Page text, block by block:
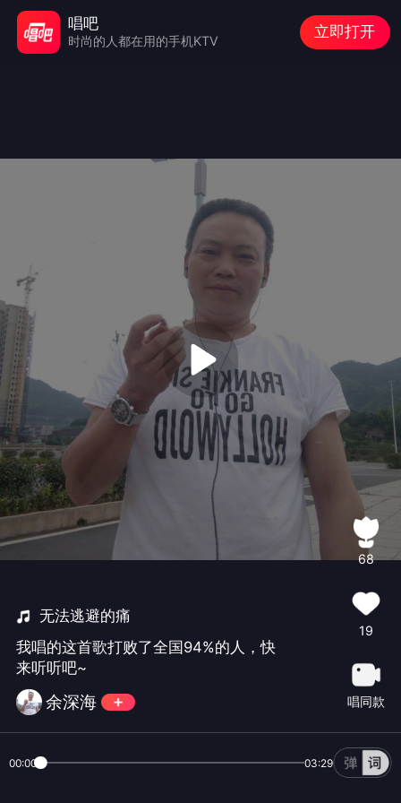
无法逃避的痛
我唱的这首歌打败了全国94%的人，快
来听听吧~
余深海
68
19
唱同款
00:00 03:29
唱吧
时尚的人都在用的手机KTV
立即打开